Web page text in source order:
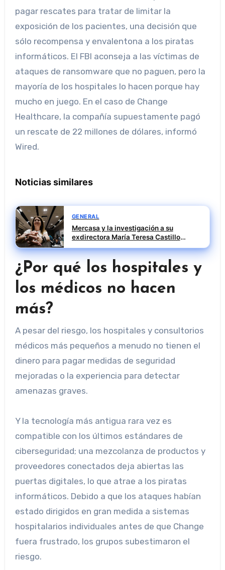
pagar rescates para tratar de limitar la
exposición de los pacientes, una decisión que
sólo recompensa y envalentona a los piratas
informáticos. El FBI aconseja a las víctimas de
ataques de ransomware que no paguen, pero la
mayoría de los hospitales lo hacen porque hay
mucho en juego. En el caso de Change
Healthcare, la compañía supuestamente pagó
un rescate de 22 millones de dólares, informó
Wired.
Noticias similares
GENERAL
Mercasa y la investigación a su
exdirectora María Teresa Castillo
Pasalodos en el caso SEPI
¿Por qué los hospitales y
los médicos no hacen
más?
A pesar del riesgo, los hospitales y consultorios
médicos más pequeños a menudo no tienen el
dinero para pagar medidas de seguridad
mejoradas o la experiencia para detectar
amenazas graves.
Y la tecnología más antigua rara vez es
compatible con los últimos estándares de
ciberseguridad; una mezcolanza de productos y
proveedores conectados deja abiertas las
puertas digitales, lo que atrae a los piratas
informáticos. Debido a que los ataques habían
estado dirigidos en gran medida a sistemas
hospitalarios individuales antes de que Change
fuera frustrado, los grupos subestimaron el
riesgo.